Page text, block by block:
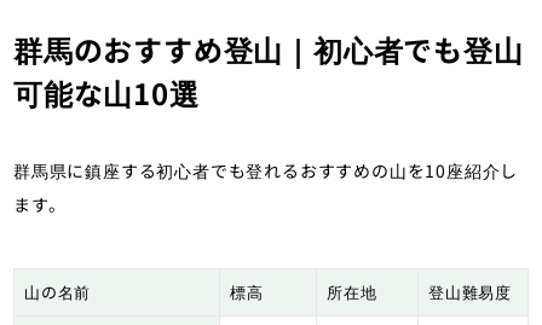
群馬のおすすめ登山｜初心者でも登山
可能な山10選
群馬県に鎮座する初心者でも登れるおすすめの山を10座紹介し
ます。
山の名前 標高 所在地 登山難易度